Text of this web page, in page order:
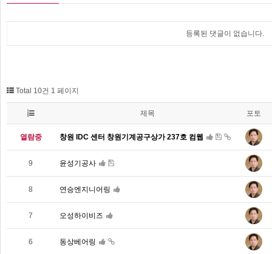
등록된 댓글이 없습니다.
Total 10건 1 페이지
제목 포토
열람중 창원 IDC 센터 창원기계공구상가 237호 컴웹
9 윤성기공사
8 연승엔지니어링
7 오성하이비즈
6 동상베어링